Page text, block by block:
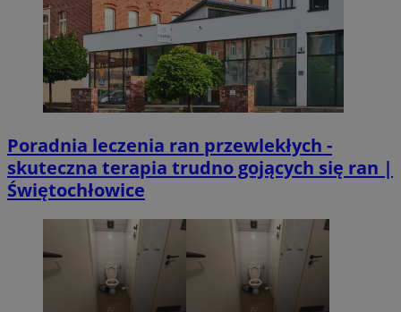
Poradnia leczenia ran przewlekłych -
skuteczna terapia trudno gojących się ran |
Świętochłowice